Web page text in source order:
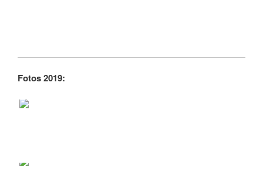
Fotos 2019: